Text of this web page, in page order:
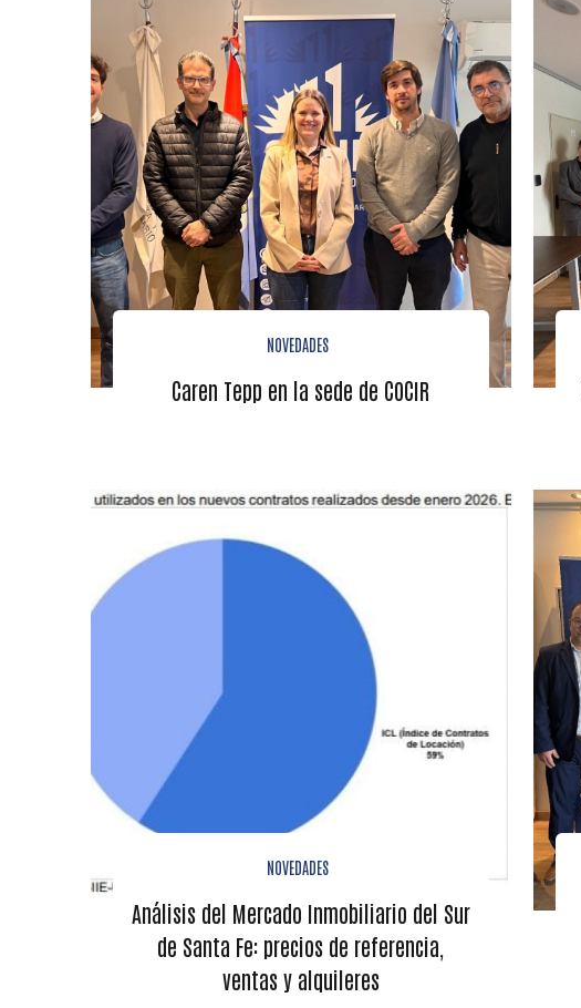
NOVEDADES
Caren Tepp en la sede de COCIR
NOVEDADES
Análisis del Mercado Inmobiliario del Sur
de Santa Fe: precios de referencia,
ventas y alquileres